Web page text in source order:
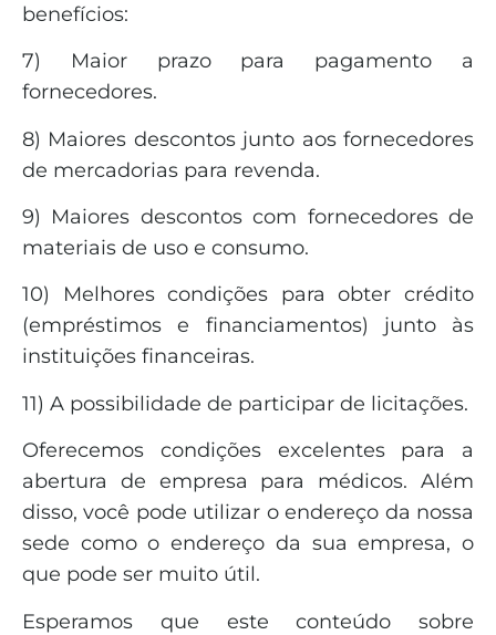
benefícios:
7) Maior prazo para pagamento a
fornecedores.
8) Maiores descontos junto aos fornecedores
de mercadorias para revenda.
9) Maiores descontos com fornecedores de
materiais de uso e consumo.
10) Melhores condições para obter crédito
(empréstimos e financiamentos) junto às
instituições financeiras.
11) A possibilidade de participar de licitações.
Oferecemos condições excelentes para a
abertura de empresa para médicos. Além
disso, você pode utilizar o endereço da nossa
sede como o endereço da sua empresa, o
que pode ser muito útil.
Esperamos que este conteúdo sobre